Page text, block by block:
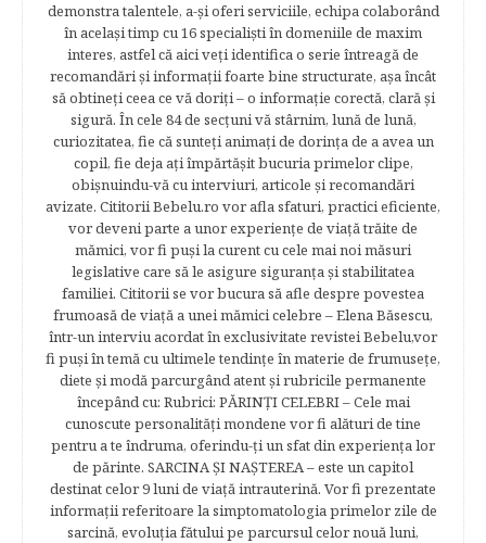
demonstra talentele, a-şi oferi serviciile, echipa colaborând
în acelaşi timp cu 16 specialişti în domeniile de maxim
interes, astfel că aici veţi identifica o serie întreagă de
recomandări şi informaţii foarte bine structurate, aşa încât
să obtineţi ceea ce vă doriţi – o informaţie corectă, clară şi
sigură. În cele 84 de secțuni vă stârnim, lună de lună,
curiozitatea, fie că sunteţi animaţi de dorinţa de a avea un
copil, fie deja aţi împărtăşit bucuria primelor clipe,
obişnuindu-vă cu interviuri, articole şi recomandări
avizate. Cititorii Bebelu.ro vor afla sfaturi, practici eficiente,
vor deveni parte a unor experienţe de viaţă trăite de
mămici, vor fi puşi la curent cu cele mai noi măsuri
legislative care să le asigure siguranţa şi stabilitatea
familiei. Cititorii se vor bucura să afle despre povestea
frumoasă de viață a unei mămici celebre – Elena Băsescu,
într-un interviu acordat în exclusivitate revistei Bebelu,vor
fi puşi în temă cu ultimele tendinţe în materie de frumuseţe,
diete şi modă parcurgând atent şi rubricile permanente
începând cu: Rubrici: PĂRINŢI CELEBRI – Cele mai
cunoscute personalităţi mondene vor fi alături de tine
pentru a te îndruma, oferindu-ţi un sfat din experienţa lor
de părinte. SARCINA ŞI NAŞTEREA – este un capitol
destinat celor 9 luni de viaţă intrauterină. Vor fi prezentate
informaţii referitoare la simptomatologia primelor zile de
sarcină, evoluţia fătului pe parcursul celor nouă luni,